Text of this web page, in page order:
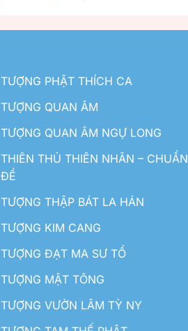
TƯỢNG PHẬT THÍCH CA
TƯỢNG QUAN ÂM
TƯỢNG QUAN ÂM NGỰ LONG
THIÊN THỦ THIÊN NHÃN – CHUẨN
ĐỀ
TƯỢNG THẬP BÁT LA HÁN
TƯỢNG KIM CANG
TƯỢNG ĐẠT MA SƯ TỔ
TƯỢNG MẬT TÔNG
TƯỢNG VƯỜN LÂM TỲ NY